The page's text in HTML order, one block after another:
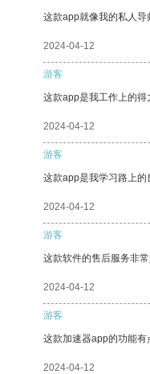
这款app就像我的私人导
2024-04-12
游客
这款app是我工作上的得
2024-04-12
游客
这款app是我学习路上的
2024-04-12
游客
这款软件的售后服务非
2024-04-12
游客
这款加速器app的功能有
2024-04-12